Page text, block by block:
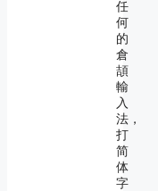
任
何
的
倉
頡
輸
入
法，
打
简
体
字